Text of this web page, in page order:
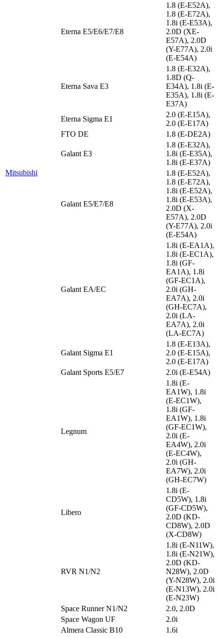
Mitsubishi
Eterna E5/E6/E7/E8
1.8 (E-E52A),
1.8 (E-E72A),
1.8i (E-E53A),
2.0D (XE-
E57A), 2.0D
(Y-E77A), 2.0i
(E-E54A)
Eterna Sava E3
1.8 (E-E32A),
1.8D (Q-
E34A), 1.8i (E-
E35A), 1.8i (E-
E37A)
Eterna Sigma E1
2.0 (E-E15A),
2.0 (E-E17A)
FTO DE
1.8 (E-DE2A)
Galant E3
1.8 (E-E32A),
1.8i (E-E35A),
1.8i (E-E37A)
Galant E5/E7/E8
1.8 (E-E52A),
1.8 (E-E72A),
1.8i (E-E52A),
1.8i (E-E53A),
2.0D (X-
E57A), 2.0D
(Y-E77A), 2.0i
(E-E54A)
Galant EA/EC
1.8i (E-EA1A),
1.8i (E-EC1A),
1.8i (GF-
EA1A), 1.8i
(GF-EC1A),
2.0i (GH-
EA7A), 2.0i
(GH-EC7A),
2.0i (LA-
EA7A), 2.0i
(LA-EC7A)
Galant Sigma E1
1.8 (E-E13A),
2.0 (E-E15A),
2.0 (E-E17A)
Galant Sports E5/E7
2.0i (E-E54A)
Legnum
1.8i (E-
EA1W), 1.8i
(E-EC1W),
1.8i (GF-
EA1W), 1.8i
(GF-EC1W),
2.0i (E-
EA4W), 2.0i
(E-EC4W),
2.0i (GH-
EA7W), 2.0i
(GH-EC7W)
Libero
1.8i (E-
CD5W), 1.8i
(GF-CD5W),
2.0D (KD-
CD8W), 2.0D
(X-CD8W)
RVR N1/N2
1.8i (E-N11W),
1.8i (E-N21W),
2.0D (KD-
N28W), 2.0D
(Y-N28W), 2.0i
(E-N13W), 2.0i
(E-N23W)
Space Runner N1/N2
2.0, 2.0D
Space Wagon UF
2.0i
Almera Classic B10
1.6i